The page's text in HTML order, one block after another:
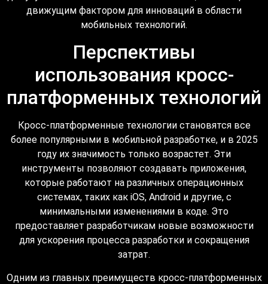
движущим фактором для инноваций в области
мобильных технологий.
Перспективы
использования кросс-
платформенных технологий
Кросс-платформенные технологии становятся все
более популярными в мобильной разработке, и в 2025
году их значимость только возрастет. Эти
инструменты позволяют создавать приложения,
которые работают на различных операционных
системах, таких как iOS, Android и другие, с
минимальными изменениями в коде. Это
предоставляет разработчикам новые возможности
для ускорения процесса разработки и сокращения
затрат.
Одним из главных преимуществ кросс-платформенных